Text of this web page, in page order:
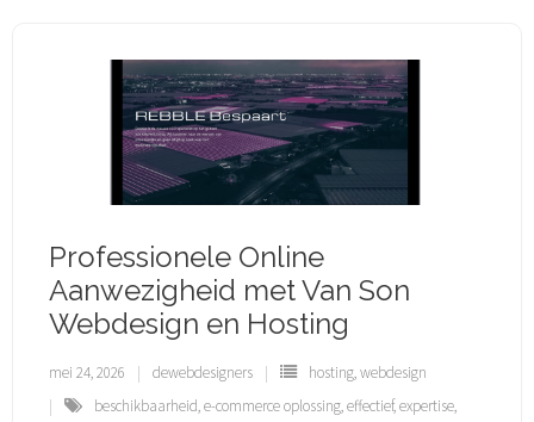
Professionele Online
Aanwezigheid met Van Son
Webdesign en Hosting
mei 24, 2026 dewebdesigners hosting,webdesign
beschikbaarheid,e-commerce oplossing,effectief,expertise,